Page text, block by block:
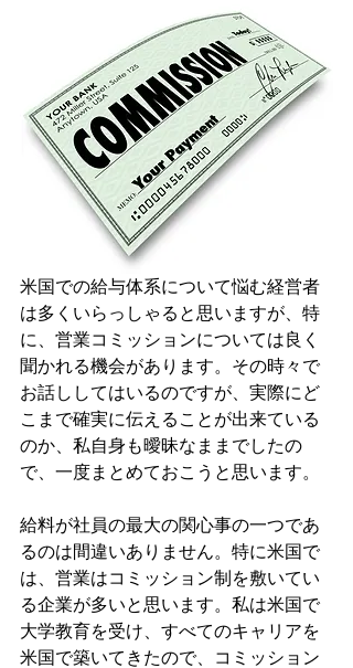
米国での給与体系について悩む経営者
は多くいらっしゃると思いますが、特
に、営業コミッションについては良く
聞かれる機会があります。その時々で
お話ししてはいるのですが、実際にど
こまで確実に伝えることが出来ている
のか、私自身も曖昧なままでしたの
で、一度まとめておこうと思います。
給料が社員の最大の関心事の一つであ
るのは間違いありません。特に米国で
は、営業はコミッション制を敷いてい
る企業が多いと思います。私は米国で
大学教育を受け、すべてのキャリアを
米国で築いてきたので、コミッション